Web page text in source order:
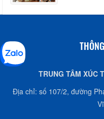
TRUNG TÂM XÚC
Địa chỉ: số 107/2, đường